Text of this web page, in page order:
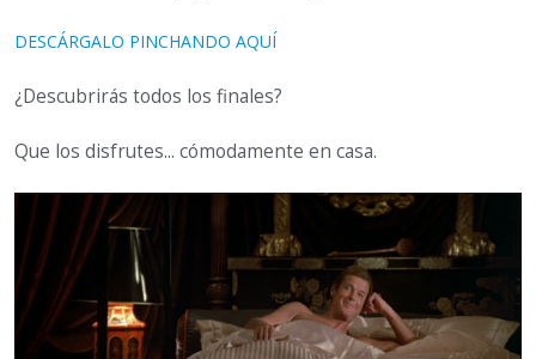
DESCÁRGALO PINCHANDO AQUÍ
¿Descubrirás todos los finales?
Que los disfrutes... cómodamente en casa.